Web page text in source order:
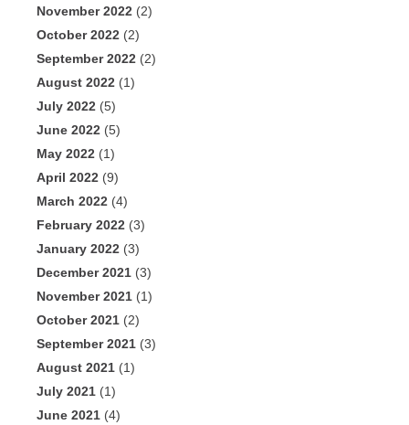
November 2022 (2)
October 2022 (2)
September 2022 (2)
August 2022 (1)
July 2022 (5)
June 2022 (5)
May 2022 (1)
April 2022 (9)
March 2022 (4)
February 2022 (3)
January 2022 (3)
December 2021 (3)
November 2021 (1)
October 2021 (2)
September 2021 (3)
August 2021 (1)
July 2021 (1)
June 2021 (4)